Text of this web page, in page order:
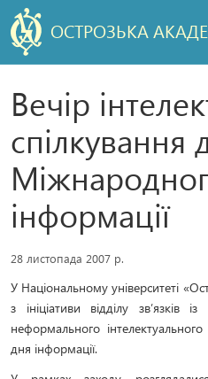
ОСТРОЗЬКА
Вечір
спілкування
інформації
28 листопада 2007 р.
У Національному університеті
з ініціативи відділу зв’язків
неформального
дня інформації.